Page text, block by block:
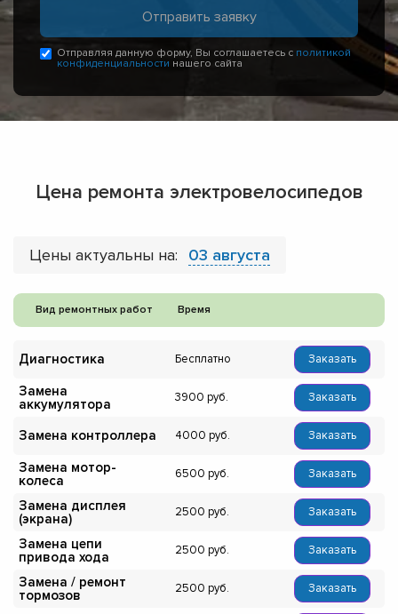
Отправляя данную форму, Вы соглашаетесь с политикой
конфиденциальности нашего сайта
Цена ремонта электровелосипедов
Цены актуальны на: 03 августа
Вид ремонтных работ Время
Диагностика Бесплатно Заказать
Замена
аккумулятора
3900 Заказать
Замена контроллера 4000 Заказать
Замена мотор-
колеса
6500 Заказать
Замена дисплея
(экрана)
2500 Заказать
Замена цепи
привода хода
2500 Заказать
Замена / ремонт
тормозов
2500 Заказать